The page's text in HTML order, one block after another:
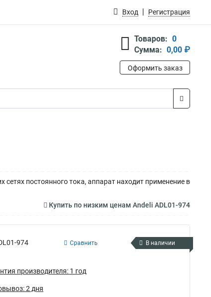
Вход Регистрация
Товаров: 0
Сумма: 0,00 ₽
Оформить заказ
сетях постоянного тока, аппарат находит применение в
Купить по низким ценам Andeli ADL01-974
974 Сравнить В наличии
производителя: 1 год
2 дня